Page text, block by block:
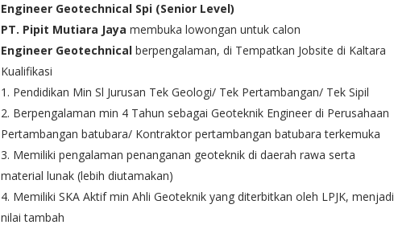
Engineer Geotechnical Spi (Senior Level)
PT. Pipit Mutiara Jaya membuka lowongan untuk calon
Engineer Geotechnical berpengalaman, di Tempatkan Jobsite di Kaltara
Kualifikasi
1. Pendidikan Min Sl Jurusan Tek Geologi/ Tek Pertambangan/ Tek Sipil
2. Berpengalaman min 4 Tahun sebagai Geoteknik Engineer di Perusahaan
Pertambangan batubara/ Kontraktor pertambangan batubara terkemuka
3. Memiliki pengalaman penanganan geoteknik di daerah rawa serta
material lunak (lebih diutamakan)
4. Memiliki SKA Aktif min Ahli Geoteknik yang diterbitkan oleh LPJK, menjadi
nilai tambah